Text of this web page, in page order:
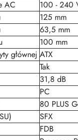
AC
100 - 240
125 mm
63,5 mm
100 mm
głównej ATX
Tak
31,8 dB
PC
80 PLUS
SFX
FDB